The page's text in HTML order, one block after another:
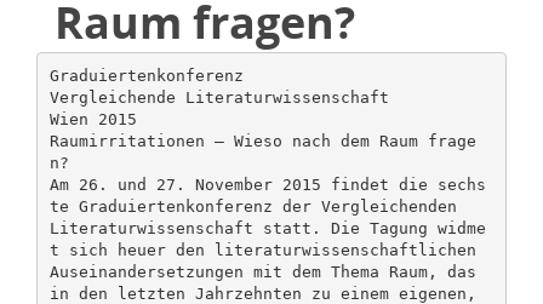
Raum fragen?
Graduiertenkonferenz
Vergleichende Literaturwissenschaft
Wien 2015
Raumirritationen – Wieso nach dem Raum frage
n?
Am 26. und 27. November 2015 findet die sechs
te Graduiertenkonferenz der Vergleichenden
Literaturwissenschaft statt. Die Tagung widme
t sich heuer den literaturwissenschaftlichen
Auseinandersetzungen mit dem Thema Raum, das
in den letzten Jahrzehnten zu einem eigenen,